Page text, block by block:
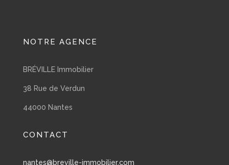
NOTRE AGENCE
BRÉVILLE Immobilier
38 Rue de Verdun
44000 Nantes
CONTACT
nantes@breville-immobilier.com